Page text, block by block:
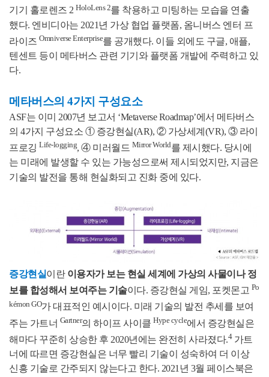
기기 홀로렌즈 2 HoloLens 2를 착용하고 미팅하는 모습을 연출
했다. 엔비디아는 2021년 가상 협업 플랫폼, 옴니버스 엔터 프
라이즈 Omniverse Enterprise를 공개했다. 이들 외에도 구글, 애플,
텐센트 등이 메타버스 관련 기기와 플랫폼 개발에 주력하고 있
다.
메타버스의 4가지 구성요소
ASF는 이미 2007년 보고서 ‘Metaverse Roadmap’에서 메타버스
의 4가지 구성요소 ① 증강현실(AR), ② 가상세계(VR), ③ 라이
프로깅 Life-logging, ④ 미러월드 Mirror World를 제시했다. 당시에
는 미래에 발생할 수 있는 가능성으로써 제시되었지만, 지금은
기술의 발전을 통해 현실화되고 진화 중에 있다.
증강현실이란 이용자가 보는 현실 세계에 가상의 사물이나 정
보를 합성해서 보여주는 기술이다. 증강현실 게임, 포켓몬고 Po
kémon GO가 대표적인 예시이다. 미래 기술의 발전 추세를 보여
주는 가트너 Gartner의 하이프 사이클 Hype cycle에서 증강현실은
해마다 꾸준히 상승한 후 2020년에는 완전히 사라졌다.4가트
너에 따르면 증강현실은 너무 빨리 기술이 성숙하여 더 이상
신흥 기술로 간주되지 않는다고 한다. 2021년 3월 페이스북은